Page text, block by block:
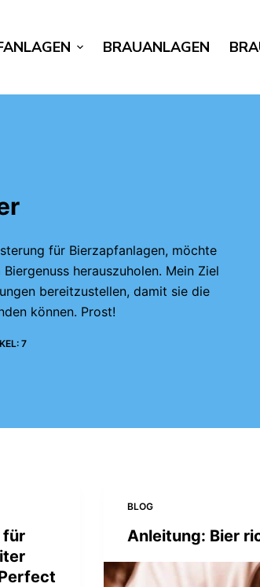
BRAUANLAGEN
für Bierzapfanlagen, möchte
herauszuholen. Mein Ziel
bereitzustellen, damit sie die
können. Prost!
7
für
BLOG
Anleitung: Bier